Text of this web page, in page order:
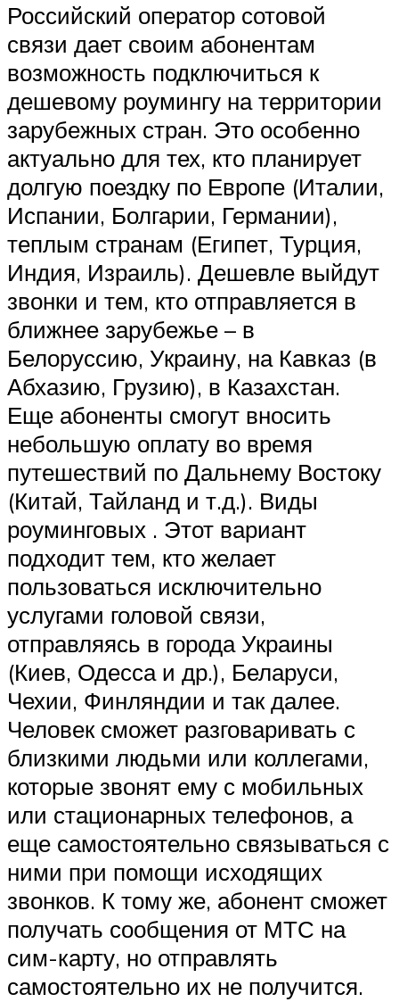
Российский оператор сотовой
связи дает своим абонентам
возможность подключиться к
дешевому роумингу на территории
зарубежных стран. Это особенно
актуально для тех, кто планирует
долгую поездку по Европе (Италии,
Испании, Болгарии, Германии),
теплым странам (Египет, Турция,
Индия, Израиль). Дешевле выйдут
звонки и тем, кто отправляется в
ближнее зарубежье – в
Белоруссию, Украину, на Кавказ (в
Абхазию, Грузию), в Казахстан.
Еще абоненты смогут вносить
небольшую оплату во время
путешествий по Дальнему Востоку
(Китай, Тайланд и т.д.). Виды
роуминговых . Этот вариант
подходит тем, кто желает
пользоваться исключительно
услугами головой связи,
отправляясь в города Украины
(Киев, Одесса и др.), Беларуси,
Чехии, Финляндии и так далее.
Человек сможет разговаривать с
близкими людьми или коллегами,
которые звонят ему с мобильных
или стационарных телефонов, а
еще самостоятельно связываться с
ними при помощи исходящих
звонков. К тому же, абонент сможет
получать сообщения от МТС на
сим-карту, но отправлять
самостоятельно их не получится.